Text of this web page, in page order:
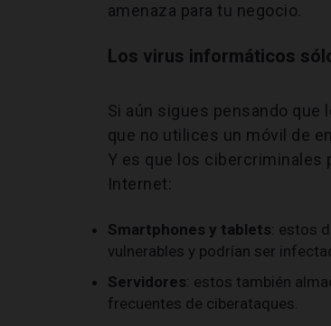
amenaza para tu negocio.
Los virus informáticos
Si aún sigues pensando
que no utilices un móvil de
Y es que los cibercriminales
Internet:
Smartphones y tablets: estos
vulnerables y podrían ser
Servidores: estos también
frecuentes de ciberataques.